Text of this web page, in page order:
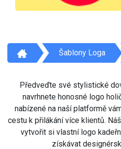
Šablony Loga
Předveďte své stylistické
navrhnete honosné logo
nabízené na naší platformě
cestu k přilákání více klientů.
vytvořit si vlastní logo
získávat